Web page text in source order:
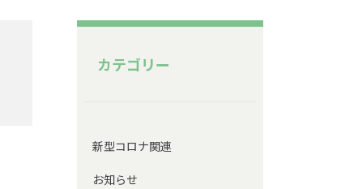
カテゴリー
新型コロナ関連
お知らせ